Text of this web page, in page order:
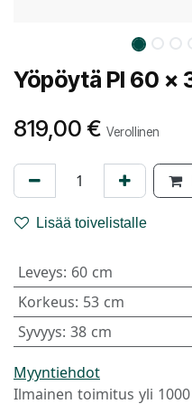
Yöpöytä PI 60 x
819,00 € Verollinen
Lisää toivelistalle
Leveys: 60 cm
Korkeus: 53 cm
Syvyys: 38 cm
Myyntiehdot
Ilmainen toimitus yli